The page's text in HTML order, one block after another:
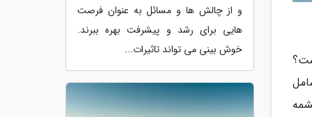
و از چالش ها و مسائل به عنوان فرصت
هایی برای رشد و پیشرفت بهره ببرند.
خوش بینی می تواند تاثیرات...